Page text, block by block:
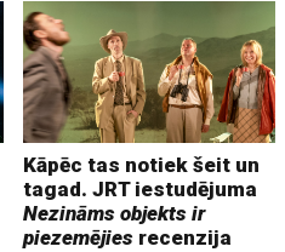
Kāpēc tas notiek šeit un
tagad. JRT iestudējuma
Nezināms objekts ir
piezemējies recenzija